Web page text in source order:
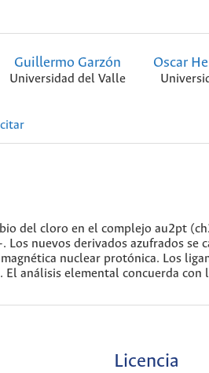
Guillermo Garzón
Universidad del Valle
Oscar
del cloro en el complejo au2pt
. Los nuevos derivados azufrados
nuclear protónica. Los
análisis elemental concuerda
Licencia